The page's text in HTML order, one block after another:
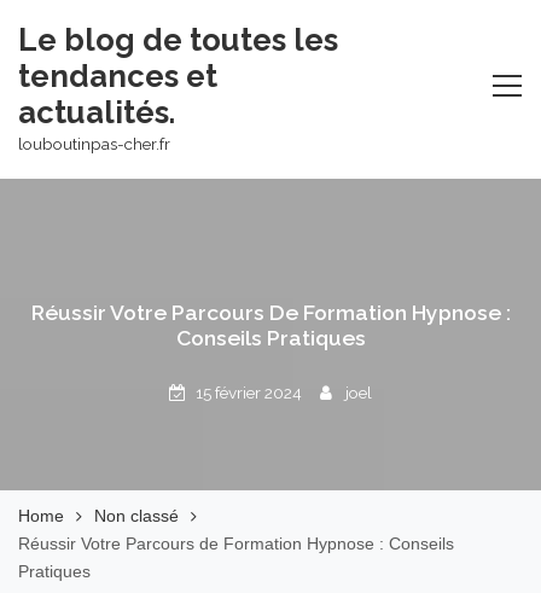
content
Le blog de toutes les
tendances et
actualités.
louboutinpas-cher.fr
Réussir Votre Parcours De Formation Hypnose :
Conseils Pratiques
15 février 2024 joel
Home
Non classé
Réussir Votre Parcours de Formation Hypnose : Conseils
Pratiques